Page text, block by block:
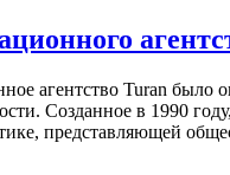
агентство Turan
Созданное в 1990
представляющей